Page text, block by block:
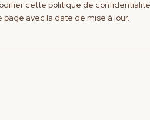
cette politique de
avec la date de mise à jour.